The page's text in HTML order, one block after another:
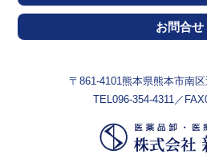
お問合せ
〒861-4101熊本県熊本市南
TEL096-354-4311／